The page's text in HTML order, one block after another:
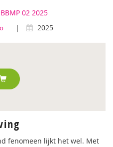
BBMP 02 2025
| 2025
fenomeen lijkt het wel. Met